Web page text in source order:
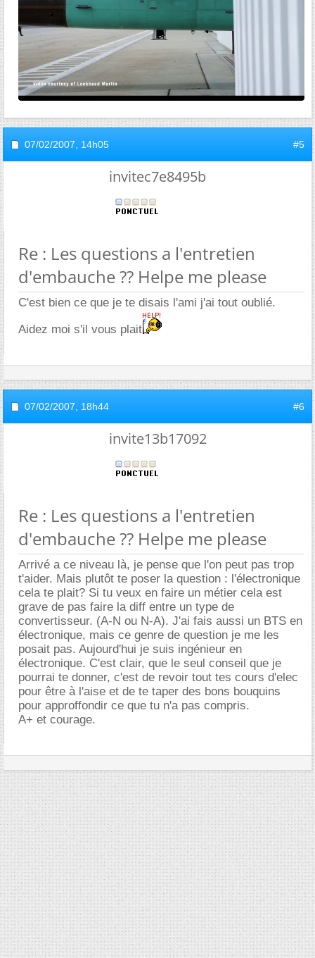
07/02/2007, 14h05 #5
invitec7e8495b
Re : Les questions a l'entretien
d'embauche ?? Helpe me please
C'est bien ce que je te disais l'ami j'ai tout oublié.
Aidez moi s'il vous plait
07/02/2007, 18h44 #6
invite13b17092
Re : Les questions a l'entretien
d'embauche ?? Helpe me please
Arrivé a ce niveau là, je pense que l'on peut pas trop
t'aider. Mais plutôt te poser la question : l'électronique
cela te plait? Si tu veux en faire un métier cela est
grave de pas faire la diff entre un type de
convertisseur. (A-N ou N-A). J'ai fais aussi un BTS en
électronique, mais ce genre de question je me les
posait pas. Aujourd'hui je suis ingénieur en
électronique. C'est clair, que le seul conseil que je
pourrai te donner, c'est de revoir tout tes cours d'elec
pour être à l'aise et de te taper des bons bouquins
pour approffondir ce que tu n'a pas compris.
A+ et courage.